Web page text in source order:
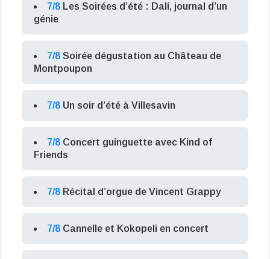
7/8 Les Soirées d’été : Dalí, journal d’un
génie
7/8 Soirée dégustation au Château de
Montpoupon
7/8 Un soir d’été à Villesavin
7/8 Concert guinguette avec Kind of
Friends
7/8 Récital d’orgue de Vincent Grappy
7/8 Cannelle et Kokopeli en concert